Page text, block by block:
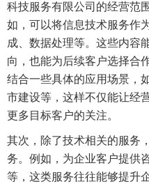
科技服务有限公司的经营范
如，可以将信息技术服务作
成、数据处理等。这些内容
向，也能为后续客户选择合
结合一些具体的应用场景，
市建设等，这样不仅能让经
更多目标客户的关注。
其次，除了技术相关的服务
务。例如，为企业客户提供
等，这类服务往往能够提升